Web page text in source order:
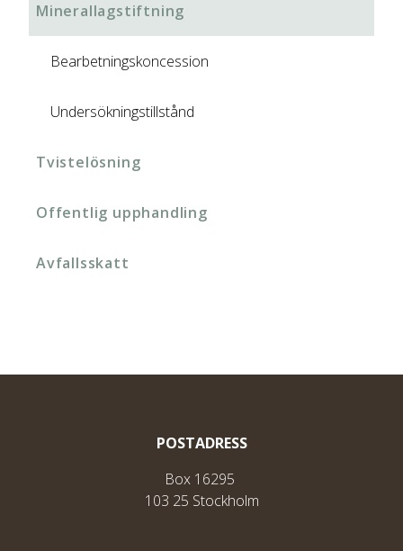
Minerallagstiftning
Bearbetningskoncession
Undersökningstillstånd
Tvistelösning
Offentlig upphandling
Avfallsskatt
POSTADRESS
Box 16295
103 25 Stockholm